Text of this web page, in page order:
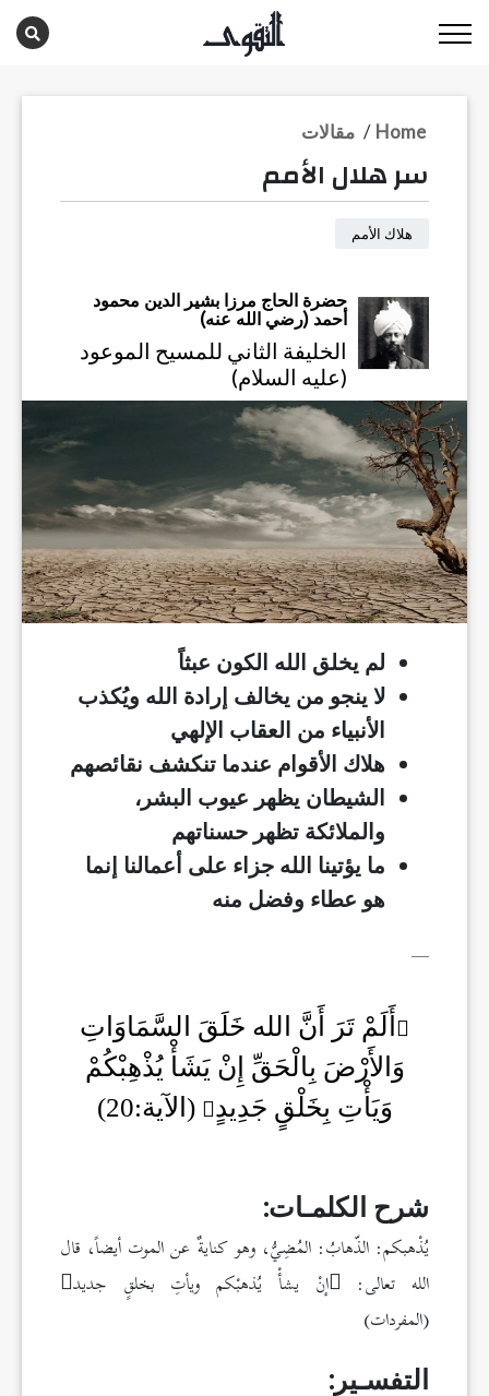
مقالات / Home
سر هلال الأمم
هلاك الأمم
حضرة الحاج مرزا بشير الدين محمود
أحمد (رضي الله عنه)
الخليفة الثاني للمسيح الموعود
(عليه السلام)
لم يخلق الله الكون عبثاً
لا ينجو من يخالف إرادة الله ويُكذب
الأنبياء من العقاب الإلهي
هلاك الأقوام عندما تنكشف نقائصهم
الشيطان يظهر عيوب البشر،
والملائكة تظهر حسناتهم
ما يؤتينا الله جزاء على أعمالنا إنما
هو عطاء وفضل منه
__
أَلَمْ تَرَ أَنَّ الله خَلَقَ السَّمَاوَاتِ
وَالأَرْضَ بِالْحَقِّ إِنْ يَشَأْ يُذْهِبْكُمْ
وَيَأْتِ بِخَلْقٍ جَدِيدٍ
(الآية:20)
شرح الكلمـات:
يُذْهبكم: الذّهابُ: المُضِيُّ، وهو كنايةٌ عن الموت أيضاً، قال
الله تعالى:
إنْ يشأْ يُذهبْكم ويأتِ بخلقٍ جديد
(المفردات)
التفسـير: